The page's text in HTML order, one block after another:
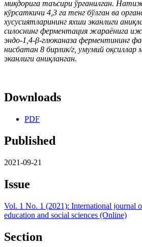
миқдорига таъсири ўрганилган.
кўрсаткичи 4,3 га тенг бўлган ва
хусусиятларининг яхши эканлиги
силоснинг ферментация жараёнига
эндо-1,4-β-глюканаза ферментининг
нисбатан 8 бирлик/г, умумий оқсиллар
эканлиги аниқланган.
Downloads
PDF
Published
2021-09-21
Issue
Vol. 1 No. 1 (2021): International journal
education and social sciences (Online)
Section